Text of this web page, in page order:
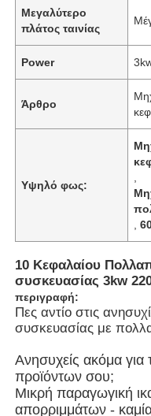
Προϊόντα
Βίντεο
Σχετικά με εμάς
Επισκέψεις στο
Ποιοτικός έλεγχος
Επικοινωνήστε μαζί
Νέα
Υποθέσεις
Μηχανή
Μεγαλύτερο
πλάτος ταινίας
Power
Άρθρο
Υψηλό φως:
,
10 Κεφαλαίου
συσκευασίας 3kw
περιγραφή:
Πες αντίο στις
συσκευασίας με
Ανησυχείς ακόμα
προϊόντων σου;
Μικρή παραγωγική
απορριμμάτων -